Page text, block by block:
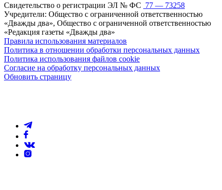
Свидетельство о регистрации ЭЛ № ФС 77 — 73258
Учредители: Общество с ограниченной ответственностью
«Дважды два», Общество с ограниченной ответственностью
«Редакция газеты «Дважды два»
Правила использования материалов
Политика в отношении обработки персональных данных
Политика использования файлов cookie
Согласие на обработку персональных данных
Обновить страницу